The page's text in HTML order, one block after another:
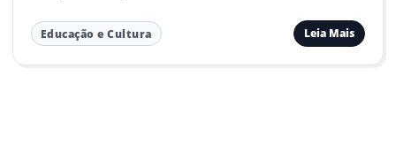
Educação e Cultura Leia Mais